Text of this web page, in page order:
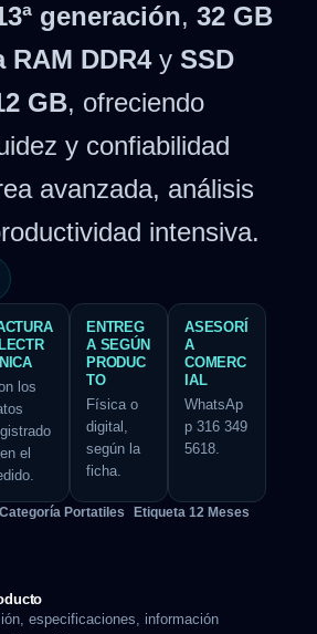
generación, 32 GB
RAM DDR4y SSD
GB, ofreciendo
y confiabilidad
avanzada, análisis
intensiva.
los
el
ENTREG
A SEGÚN
PRODUC
TO
Física o
digital,
según la
ficha.
ASESORÍ
A
COMERC
IAL
WhatsAp
p 316 349
5618.
Categoría Portatiles Etiqueta 12 Meses
especificaciones, información